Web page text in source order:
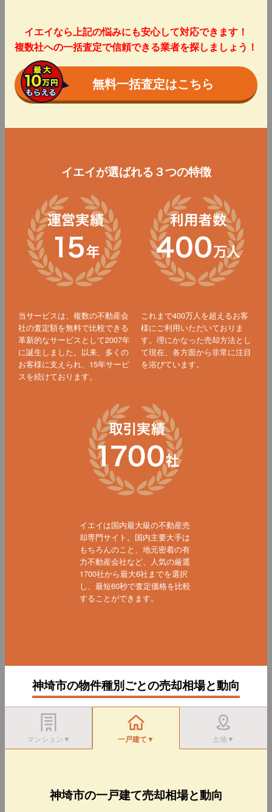
イエイなら上記の悩みにも安心して対応できます！
複数社への一括査定で信頼できる業者を探しましょう！
無料一括査定はこちら
イエイが選ばれる３つの特徴
当サービスは、複数の不動産会
社の査定額を無料で比較できる
革新的なサービスとして2007年
に誕生しました。以来、多くの
お客様に支えられ、15年サービ
スを続けております。
これまで400万人を超えるお客
様にご利用いただいておりま
す。理にかなった売却方法とし
て現在、各方面から非常に注目
を浴びています。
イエイは国内最大級の不動産売
却専門サイト。国内主要大手は
もちろんのこと、地元密着の有
力不動産会社など、人気の厳選
1700社から最大6社までを選択
し、最短60秒で査定価格を比較
することができます。
神埼市の物件種別ごとの売却相場と動向
マンション▼ 一戸建て▼ 土地▼
神埼市の一戸建て売却相場と動向